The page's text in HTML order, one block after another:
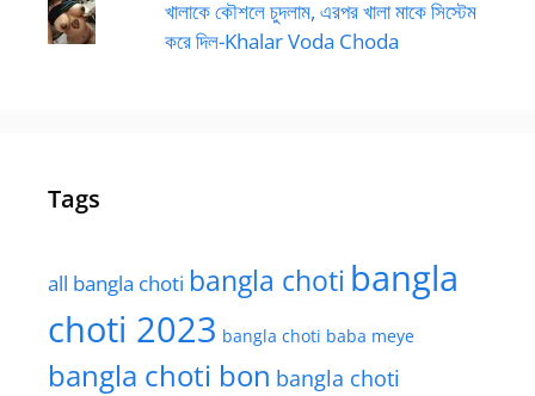
খালাকে কৌশলে চুদলাম, এরপর খালা মাকে সিস্টেম
করে দিল-Khalar Voda Choda
Tags
all bangla choti bangla choti bangla
choti 2023 bangla choti baba meye
bangla choti bon bangla choti